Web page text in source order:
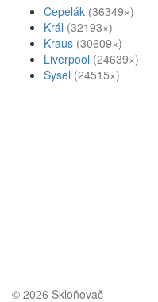
Čepelák (36349×)
Král (32193×)
Kraus (30609×)
Liverpool (24639×)
Sysel (24515×)
© 2026 Skloňovač